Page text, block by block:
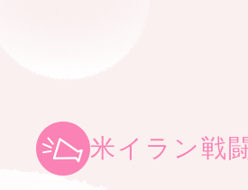
米イラン戦